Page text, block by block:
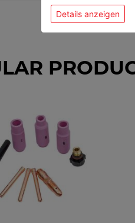
Details anzeigen